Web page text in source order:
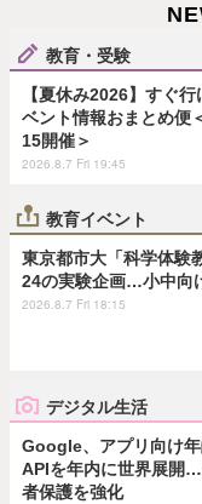
教育・受験
【夏休み2026】すぐ行
ベント情報おまとめ便
15開催＞
2026.8.7 Fri 19:45
教育イベント
東京都市大「科学体験
24の実験企画…小中向
2026.8.7 Fri 18:15
デジタル生活
Google、アプリ向け
APIを年内に世界展開
者保護を強化